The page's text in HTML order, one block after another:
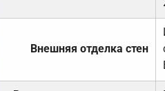
Внешняя отделка стен